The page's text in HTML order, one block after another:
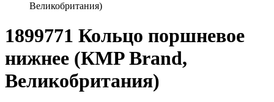
Великобритания)
1899771 Кольцо поршневое
нижнее (КMP Brand,
Великобритания)